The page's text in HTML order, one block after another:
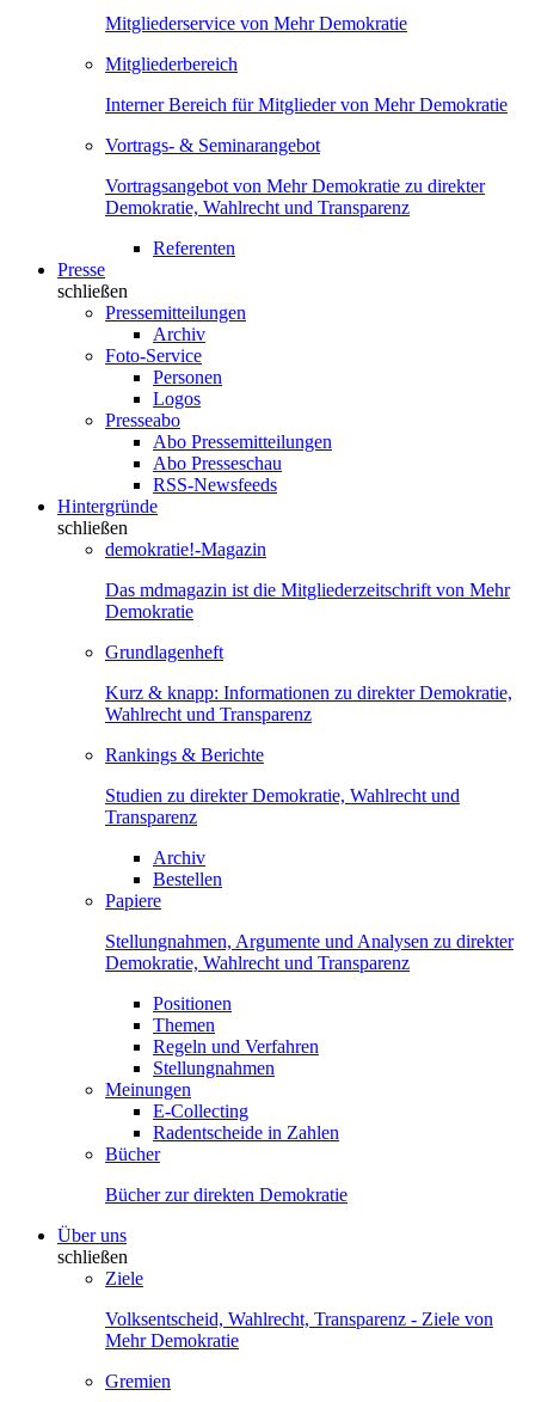
Mitgliederservice von Mehr Demokratie
Mitgliederbereich
Interner Bereich für Mitglieder von Mehr Demokratie
Vortrags- & Seminarangebot
Vortragsangebot von Mehr Demokratie zu direkter
Demokratie, Wahlrecht und Transparenz
Referenten
Presse
schließen
Pressemitteilungen
Archiv
Foto-Service
Personen
Logos
Presseabo
Abo Pressemitteilungen
Abo Presseschau
RSS-Newsfeeds
Hintergründe
schließen
demokratie!-Magazin
Das mdmagazin ist die Mitgliederzeitschrift von Mehr
Demokratie
Grundlagenheft
Kurz & knapp: Informationen zu direkter Demokratie,
Wahlrecht und Transparenz
Rankings & Berichte
Studien zu direkter Demokratie, Wahlrecht und
Transparenz
Archiv
Bestellen
Papiere
Stellungnahmen, Argumente und Analysen zu direkter
Demokratie, Wahlrecht und Transparenz
Positionen
Themen
Regeln und Verfahren
Stellungnahmen
Meinungen
E-Collecting
Radentscheide in Zahlen
Bücher
Bücher zur direkten Demokratie
Über uns
schließen
Ziele
Volksentscheid, Wahlrecht, Transparenz - Ziele von
Mehr Demokratie
Gremien